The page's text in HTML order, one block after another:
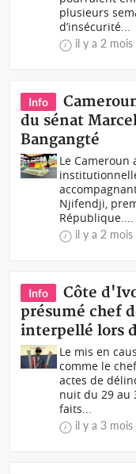
plusieurs
d’insécurité...
il y a 2 mois
Info
du sénat
Bangangté
Le
Njifendji,
République....
il y a 2 mois
Info
Côte
présumé chef
interpellé lors
Le mis en
comme le
actes de
nuit du 29 au
faits...
il y a 3 mois